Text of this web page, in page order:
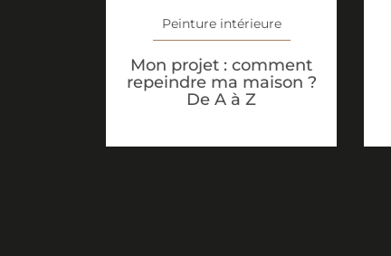
Peinture intérieure
Mon projet : comment
repeindre ma maison ?
De A à Z